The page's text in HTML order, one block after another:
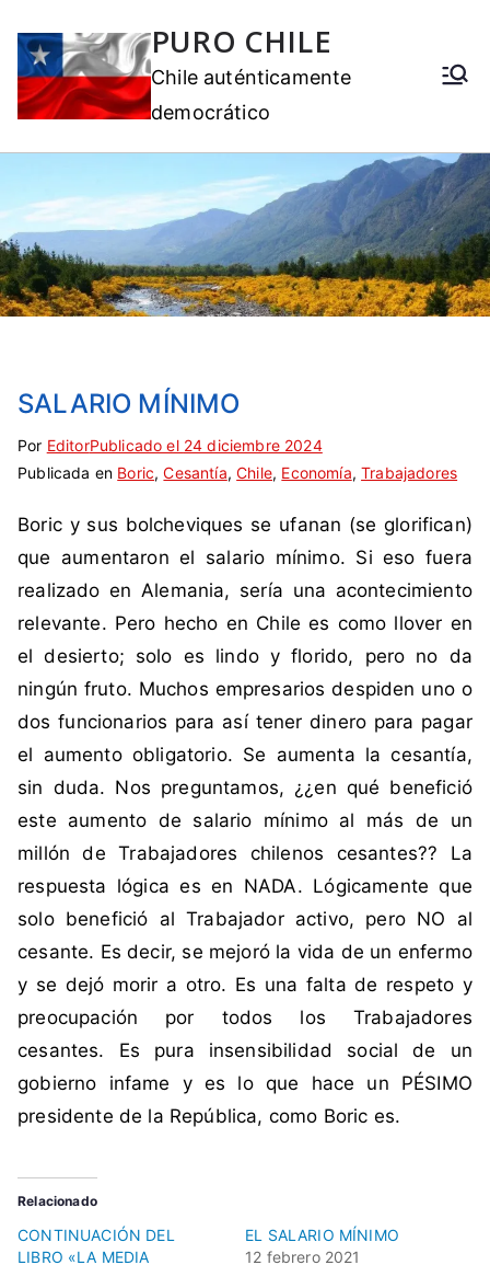
PURO CHILE
Chile auténticamente
democrático
SALARIO MÍNIMO
Por EditorPublicado el 24 diciembre 2024
Publicada en Boric,Cesantía,Chile, Economía,Trabajadores
E
t
q
u
e
d
a
c
o
o
B
o
r
i
C
h
i
l
,
a
l
a
S
i
c
o
m
t
a
r
s
Boric y sus bolcheviques se ufanan (se glorifican)
que aumentaron el salario mínimo. Si eso fuera
realizado en Alemania, sería una acontecimiento
relevante. Pero hecho en Chile es como llover en
el desierto; solo es lindo y florido, pero no da
ningún fruto. Muchos empresarios despiden uno o
dos funcionarios para así tener dinero para pagar
el aumento obligatorio. Se aumenta la cesantía,
sin duda. Nos preguntamos, ¿¿en qué benefició
este aumento de salario mínimo al más de un
millón de Trabajadores chilenos cesantes?? La
respuesta lógica es en NADA. Lógicamente que
solo benefició al Trabajador activo, pero NO al
cesante. Es decir, se mejoró la vida de un enfermo
y se dejó morir a otro. Es una falta de respeto y
preocupación por todos los Trabajadores
cesantes. Es pura insensibilidad social de un
gobierno infame y es lo que hace un PÉSIMO
presidente de la República, como Boric es.
Relacionado
CONTINUACIÓN DEL
LIBRO «LA MEDIA
EL SALARIO MÍNIMO
12 febrero 2021